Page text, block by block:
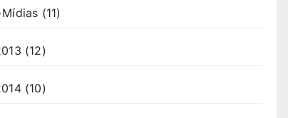
(11)
(12)
(10)